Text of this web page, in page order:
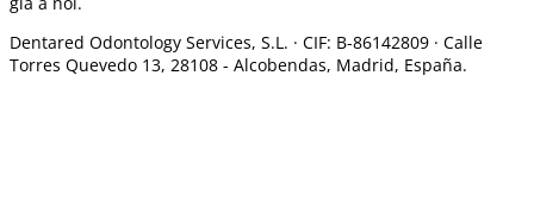
Dentared Odontology Services, S.L. · CIF: B-86142809 · Calle
Torres Quevedo 13, 28108 - Alcobendas, Madrid, España.